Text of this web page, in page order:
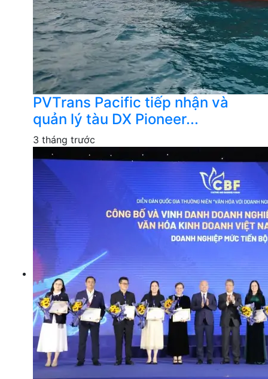
PVTrans Pacific tiếp nhận và
quản lý tàu DX Pioneer...
3 tháng trước